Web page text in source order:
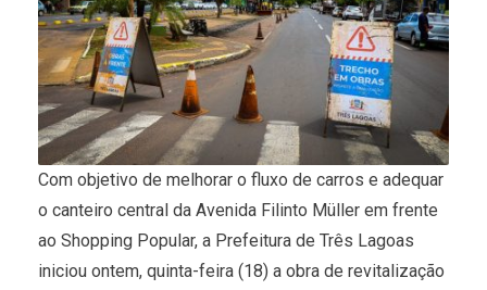
Com objetivo de melhorar o fluxo de carros e adequar
o canteiro central da Avenida Filinto Müller em frente
ao Shopping Popular, a Prefeitura de Três Lagoas
iniciou ontem, quinta-feira (18) a obra de revitalização